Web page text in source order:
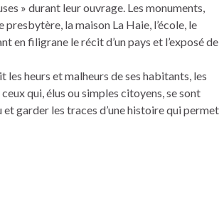
» durant leur ouvrage. Les monuments,
presbytère, la maison La Haie, l’école, le
en filigrane le récit d’un pays et l’exposé de
heurs et malheurs de ses habitants, les
qui, élus ou simples citoyens, se sont
garder les traces d’une histoire qui permet